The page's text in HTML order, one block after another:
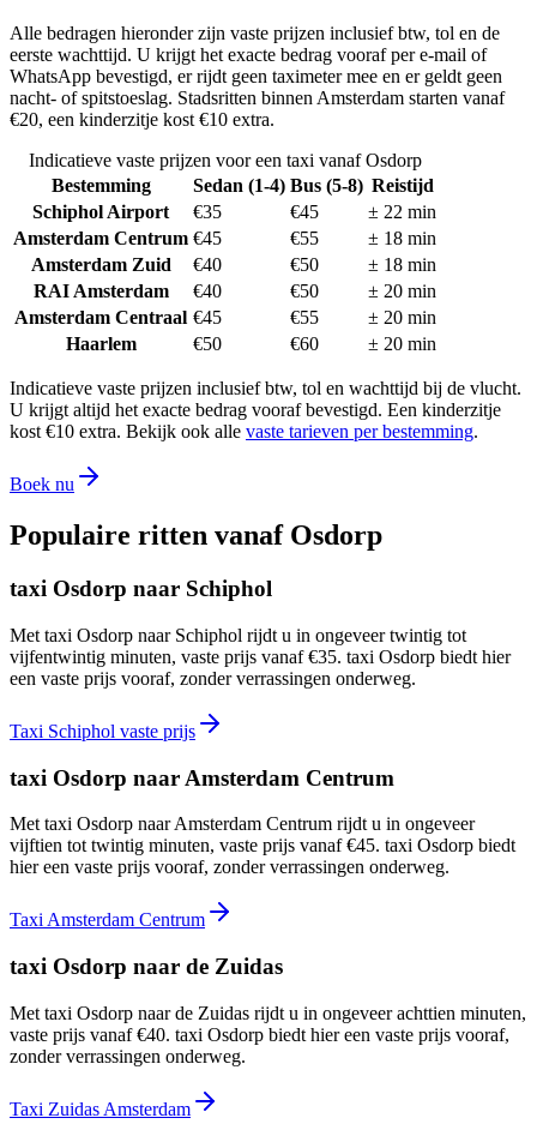
Alle bedragen hieronder zijn vaste prijzen inclusief btw, tol en de
eerste wachttijd. U krijgt het exacte bedrag vooraf per e-mail of
WhatsApp bevestigd, er rijdt geen taximeter mee en er geldt geen
nacht- of spitstoeslag. Stadsritten binnen Amsterdam starten vanaf
€20, een kinderzitje kost €10 extra.
Indicatieve vaste prijzen voor een taxi vanafOsdorp
Bestemming
Sedan (1-4) Bus (5-8) Reistijd
Schiphol Airport
€35 €45 ± 22 min
Amsterdam Centrum €45 €55 ± 18 min
Amsterdam Zuid
€40 €50 ± 18 min
RAI Amsterdam
€40 €50 ± 20 min
Amsterdam Centraal €45 €55 ± 20 min
Haarlem
€50 €60 ± 20 min
Indicatieve vaste prijzen inclusief btw, tol en wachttijd bij de vlucht.
U krijgt altijd het exacte bedrag vooraf bevestigd. Een kinderzitje
kost €10 extra. Bekijk ook alle vaste tarieven per bestemming.
Boek nu
Populaire ritten vanaf Osdorp
taxi Osdorp naar Schiphol
Met taxi Osdorp naar Schiphol rijdt u in ongeveer twintig tot
vijfentwintig minuten, vaste prijs vanaf €35. taxi Osdorp biedt hier
een vaste prijs vooraf, zonder verrassingen onderweg.
Taxi Schiphol vaste prijs
taxi Osdorp naar Amsterdam Centrum
Met taxi Osdorp naar Amsterdam Centrum rijdt u in ongeveer
vijftien tot twintig minuten, vaste prijs vanaf €45. taxi Osdorp biedt
hier een vaste prijs vooraf, zonder verrassingen onderweg.
Taxi Amsterdam Centrum
taxi Osdorp naar de Zuidas
Met taxi Osdorp naar de Zuidas rijdt u in ongeveer achttien minuten,
vaste prijs vanaf €40. taxi Osdorp biedt hier een vaste prijs vooraf,
zonder verrassingen onderweg.
Taxi Zuidas Amsterdam